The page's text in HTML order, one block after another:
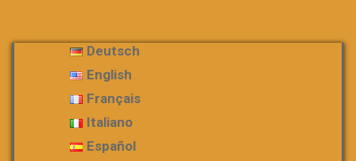
Deutsch
English
Français
Italiano
Español